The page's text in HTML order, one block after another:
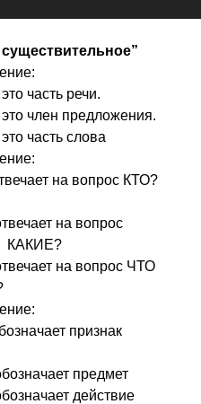
часть речи.
член предложения.
часть слова
на вопрос КТО?
на вопрос
КАКИЕ?
на вопрос ЧТО
признак
предмет
действие